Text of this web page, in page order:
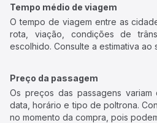
Tempo médio de viagem
O tempo de viagem entre as
rota, viação, condições de
escolhido. Consulte a estimativa ao
Preço da passagem
Os preços das passagens
data, horário e tipo de poltrona.
no momento da compra, pois